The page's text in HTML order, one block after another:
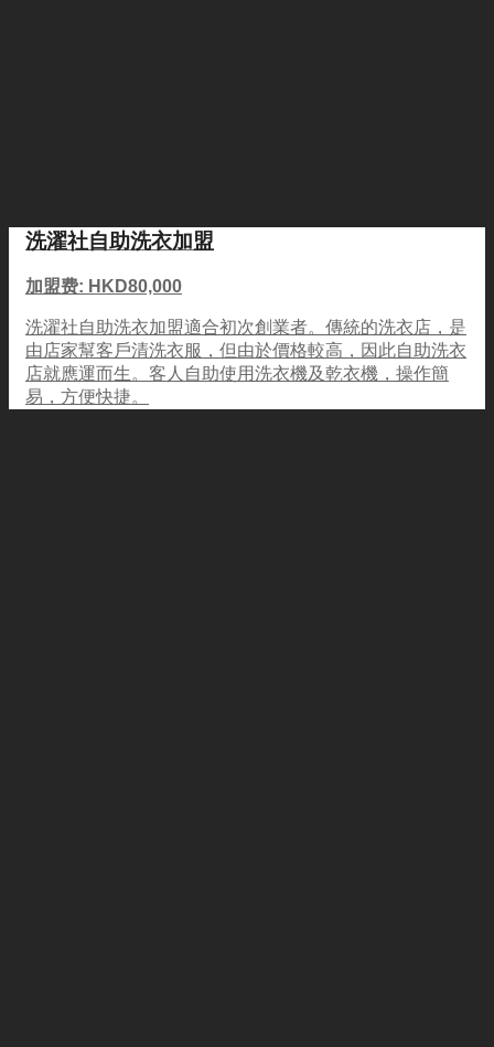
洗濯社自助洗衣加盟
加盟费: HKD80,000
洗濯社自助洗衣加盟適合初次創業者。傳統的洗衣店，是
由店家幫客戶清洗衣服，但由於價格較高，因此自助洗衣
店就應運而生。客人自助使用洗衣機及乾衣機，操作簡
易，方便快捷。